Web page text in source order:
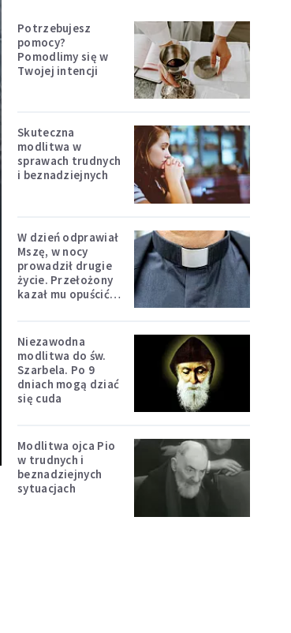
Potrzebujesz
pomocy?
Pomodlimy się w
Twojej intencji
Skuteczna
modlitwa w
sprawach trudnych
i beznadziejnych
W dzień odprawiał
Mszę, w nocy
prowadził drugie
życie. Przełożony
kazał mu opuścić
Niezawodna
modlitwa do św.
Szarbela. Po 9
dniach mogą dziać
się cuda
Modlitwa ojca Pio
w trudnych i
beznadziejnych
sytuacjach